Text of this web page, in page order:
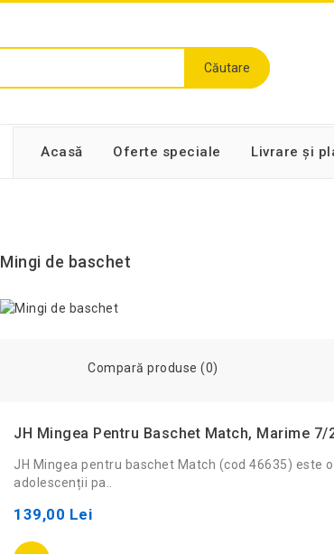
Căutare
Acasă Oferte speciale Livrare și
Mingi de baschet
Compară produse (0)
JH Mingea Pentru Baschet Match, Marime 7/
JH Mingea pentru baschet Match (cod 46635) este
adolescenții pa..
139,00 Lei